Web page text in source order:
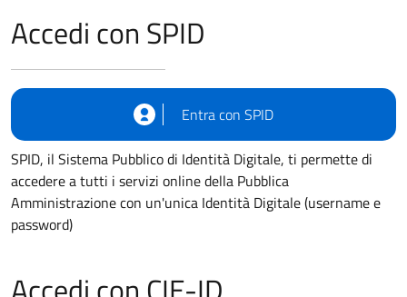
Accedi con SPID
Entra con SPID
SPID, il Sistema Pubblico di Identità Digitale, ti permette di
accedere a tutti i servizi online della Pubblica
Amministrazione con un'unica Identità Digitale (username e
password)